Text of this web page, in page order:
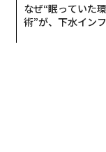
なぜ“眠っていた
術”が、下水イン